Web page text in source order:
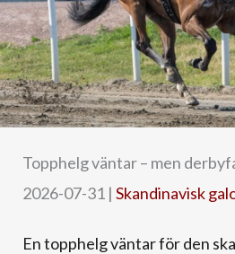
Topphelg väntar – men
2026-07-31 | Skandinavisk
En topphelg väntar för den